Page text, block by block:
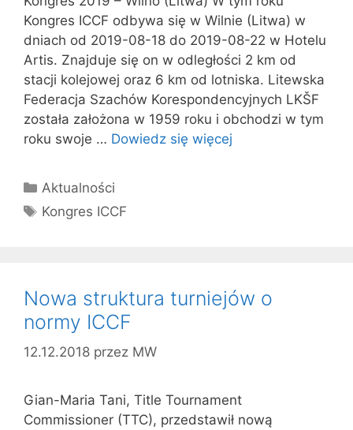
Kongres ICCF odbywa się w Wilnie (Litwa) w
dniach od 2019-08-18 do 2019-08-22 w Hotelu
Artis. Znajduje się on w odległości 2 km od
stacji kolejowej oraz 6 km od lotniska. Litewska
Federacja Szachów Korespondencyjnych LKŠF
została założona w 1959 roku i obchodzi w tym
roku swoje … Dowiedz się więcej
Kategorie
Aktualności
Tagi
Kongres ICCF
Nowa struktura turniejów o
normy ICCF
12.12.2018 przez MW
Gian-Maria Tani, Title Tournament
Commissioner (TTC), przedstawił nową